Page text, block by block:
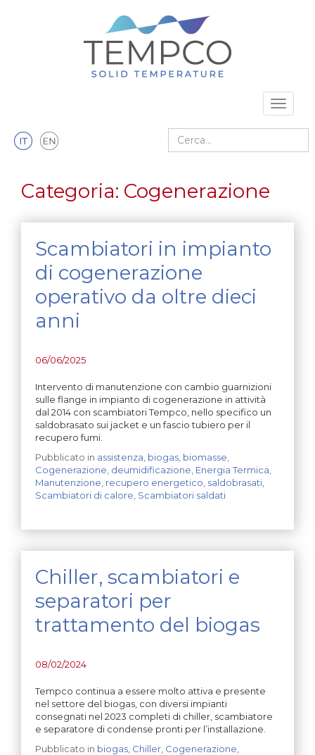
Toggle
Cerca nel sito
Categoria: Cogenerazione
Scambiatori in impianto
di cogenerazione
operativo da oltre dieci
anni
06/06/2025
Intervento di manutenzione con cambio guarnizioni
sulle flange in impianto di cogenerazione in attività
dal 2014 con scambiatori Tempco, nello specifico un
saldobrasato sui jacket e un fascio tubiero per il
recupero fumi.
Pubblicato in assistenza biogas biomasse
Cogenerazione deumidificazione Energia Termica
Manutenzione recupero energetico saldobrasati
Scambiatori di calore Scambiatori saldati
Chiller, scambiatori e
separatori per
trattamento del biogas
08/02/2024
Tempco continua a essere molto attiva e presente
nel settore del biogas, con diversi impianti
consegnati nel 2023 completi di chiller, scambiatore
e separatore di condense pronti per l’installazione.
Pubblicato in biogas Chiller Cogenerazione